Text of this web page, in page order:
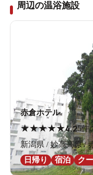
周辺の温浴施設
赤倉ホテル
★★★★★4.25件
新潟県 / 妙高高原 /
日帰り
宿泊 ク